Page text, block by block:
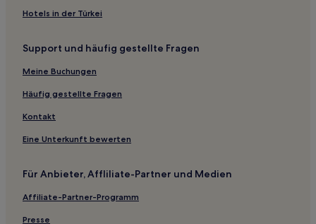
Hotels in der Türkei
Support und häufig gestellte Fragen
Meine Buchungen
Häufig gestellte Fragen
Kontakt
Eine Unterkunft bewerten
Für Anbieter, Affliliate-Partner und Medien
Affiliate-Partner-Programm
Presse